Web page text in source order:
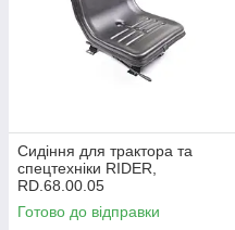
Сидіння для трактора та
спецтехніки RIDER,
RD.68.00.05
Готово до відправки